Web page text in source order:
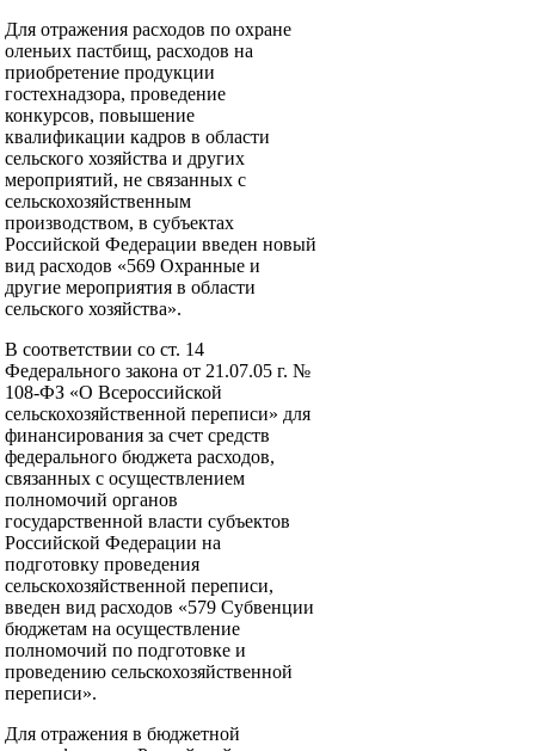
Для отражения расходов по охране
оленьих пастбищ, расходов на
приобретение продукции
гостехнадзора, проведение
конкурсов, повышение
квалификации кадров в области
сельского хозяйства и других
мероприятий, не связанных с
сельскохозяйственным
производством, в субъектах
Российской Федерации введен новый
вид расходов «569 Охранные и
другие мероприятия в области
сельского хозяйства».
В соответствии со ст. 14
Федерального закона от 21.07.05 г. №
108-ФЗ «О Всероссийской
сельскохозяйственной переписи» для
финансирования за счет средств
федерального бюджета расходов,
связанных с осуществлением
полномочий органов
государственной власти субъектов
Российской Федерации на
подготовку проведения
сельскохозяйственной переписи,
введен вид расходов «579 Субвенции
бюджетам на осуществление
полномочий по подготовке и
проведению сельскохозяйственной
переписи».
Для отражения в бюджетной